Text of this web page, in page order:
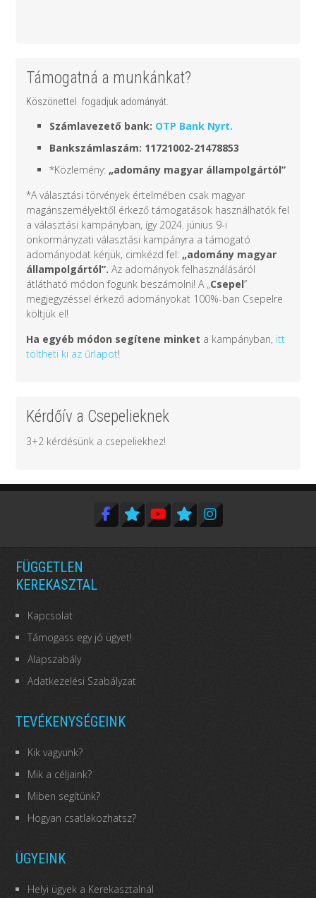
Támogatná a munkánkat?
Köszönettel fogadjuk adományát.
Számlavezető bank: OTP Bank Nyrt.
Bankszámlaszám: 11721002-21478853
*Közlemény: „adomány magyar állampolgártól”
*A választási törvények értelmében csak magyar
magánszemélyektől érkező támogatások használhatók fel
a választási kampányban, így 2024. június 9-i
önkormányzati választási kampányra a támogató
adományodat kérjük, cimkézd fel: „adomány magyar
állampolgártól”.Az adományok felhasználásáról
átlátható módon fogunk beszámolni! A „Csepel”
megjegyzéssel érkező adományokat 100%-ban Csepelre
költjük el!
Ha egyéb módon segítene minket a kampányban, itt
töltheti ki az űrlapot!
Kérdőív a Csepelieknek
3+2 kérdésünk a csepeliekhez!
FÜGGETLEN
KEREKASZTAL
Kapcsolat
Támogass egy jó ügyet!
Alapszabály
Adatkezelési Szabályzat
TEVÉKENYSÉGEINK
Kik vagyunk?
Mik a céljaink?
Miben segítünk?
Hogyan csatlakozhatsz?
ÜGYEINK
Helyi ügyek a Kerekasztalnál